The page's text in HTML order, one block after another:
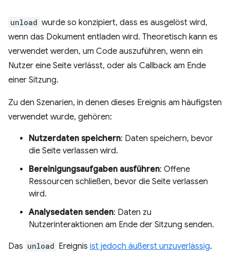
unload wurde so konzipiert, dass es ausgelöst wird,
wenn das Dokument entladen wird. Theoretisch kann es
verwendet werden, um Code auszuführen, wenn ein
Nutzer eine Seite verlässt, oder als Callback am Ende
einer Sitzung.
Zu den Szenarien, in denen dieses Ereignis am häufigsten
verwendet wurde, gehören:
Nutzerdaten speichern: Daten speichern, bevor
die Seite verlassen wird.
Bereinigungsaufgaben ausführen: Offene
Ressourcen schließen, bevor die Seite verlassen
wird.
Analysedaten senden: Daten zu
Nutzerinteraktionen am Ende der Sitzung senden.
Das unload Ereignis ist jedoch äußerst unzuverlässig.